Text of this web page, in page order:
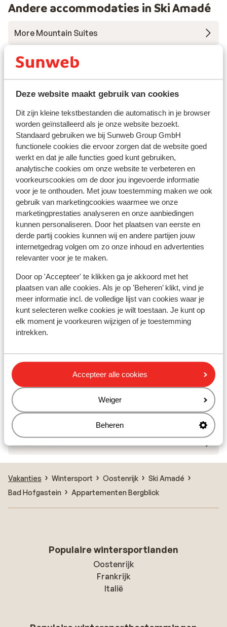
Deze website maakt gebruik van cookies
Dit zijn kleine tekstbestanden die automatisch in je browser
worden geïnstalleerd als je onze website bezoekt.
Standaard gebruiken we bij Sunweb Group GmbH
functionele cookies die ervoor zorgen dat de website goed
werkt en dat je alle functies goed kunt gebruiken,
analytische cookies om onze website te verbeteren en
voorkeurscookies om de door jou ingevoerde informatie
voor je te onthouden. Met jouw toestemming maken we ook
gebruik van marketingcookies waarmee we onze
marketingprestaties analyseren en onze aanbiedingen
kunnen personaliseren. Door het plaatsen van eerste en
derde partij cookies kunnen wij en andere partijen jouw
internetgedrag volgen om zo onze inhoud en advertenties
relevanter voor je te maken.
Door op 'Accepteer' te klikken ga je akkoord met het
plaatsen van alle cookies. Als je op 'Beheren’ klikt, vind je
meer informatie incl. de volledige lijst van cookies waar je
kunt selecteren welke cookies je wilt toestaan. Je kunt op
elk moment je voorkeuren wijzigen of je toestemming
intrekken.
Accepteer alle cookies
Weiger
Beheren
Andere accommodaties in Ski Amadé
More Mountain Suites
A-ROSA Collection Straubinger Grand Hotel
Hotel Österreichischer Hof
POST POST Hotel - Alpine Boutique Hotel & Spa
Hotel Fichtenhof
Hotel Aktiv- und Gesundheitsresort das GXUND
Das Alpenhaus Gasteinertal
Hotel Sendlhofer's
Hotel Sendlhofer's - Appartement
Hotel Völserhof
Hotel Salzburger Hof
Appartement Aktiv- und Gesundheitsresort das
GXUND
Hotel Alpina
Vakanties Wintersport Oostenrijk
Ski Amadé
Bad Hofgastein
Appartementen Bergblick
Populaire wintersportlanden
Oostenrijk
Frankrijk
Italië